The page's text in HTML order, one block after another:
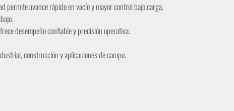
permite avance rápido en vacío y mayor control bajo carga,
desempeño confiable y precisión operativa.
construcción y aplicaciones de campo.